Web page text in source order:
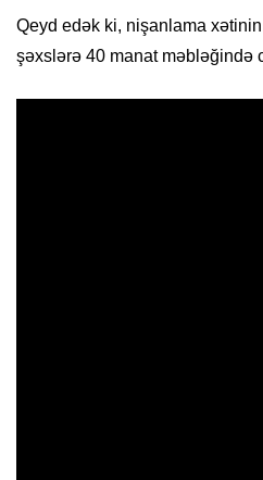
Qeyd edək ki, nişanlama xətinin
şəxslərə 40 manat məbləğində